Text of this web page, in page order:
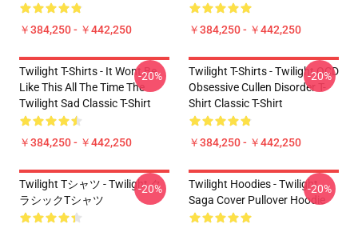
￥384,250 - ￥442,250 ￥384,250 - ￥442,250
Twilight T-Shirts - It Wont Be
Like This All The Time The
Twilight Sad Classic T-Shirt
￥384,250 - ￥442,250
-20%
Twilight T-Shirts - Twilight OCD
Obsessive Cullen Disorder T-
Shirt Classic T-Shirt
￥384,250 - ￥442,250
-20%
Twilight Tシャツ - Twilight ク
ラシックTシャツ
-20%
Twilight Hoodies - Twilight
Saga Cover Pullover Hoodie
-20%